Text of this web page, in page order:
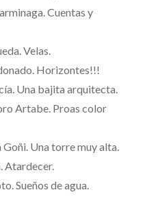
Cuentas y
Velas.
Horizontes!!!
Una bajita arquitecta.
Artabe. Proas color
Una torre muy alta.
Atardecer.
Sueños de agua.